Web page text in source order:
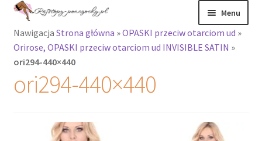
Przejdź
nawigacji
Przejdź
treści
Menu
Rajstopy
Rozwiń
menu
potomne
Nawigacja Strona główna »OPASKI przeciw otarciom ud »
Orirose, OPASKI przeciw otarciom ud INVISIBLE SATIN »
ori294-440×440
ori294-440×440